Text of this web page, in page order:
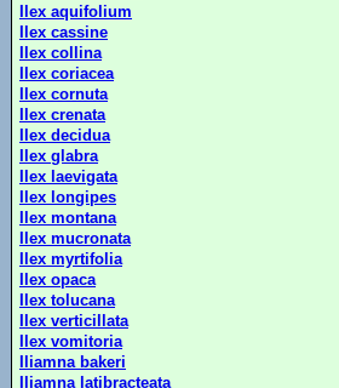
Ilex aquifolium
Ilex cassine
Ilex collina
Ilex coriacea
Ilex cornuta
Ilex crenata
Ilex decidua
Ilex glabra
Ilex laevigata
Ilex longipes
Ilex montana
Ilex mucronata
Ilex myrtifolia
Ilex opaca
Ilex tolucana
Ilex verticillata
Ilex vomitoria
Iliamna bakeri
Iliamna latibracteata